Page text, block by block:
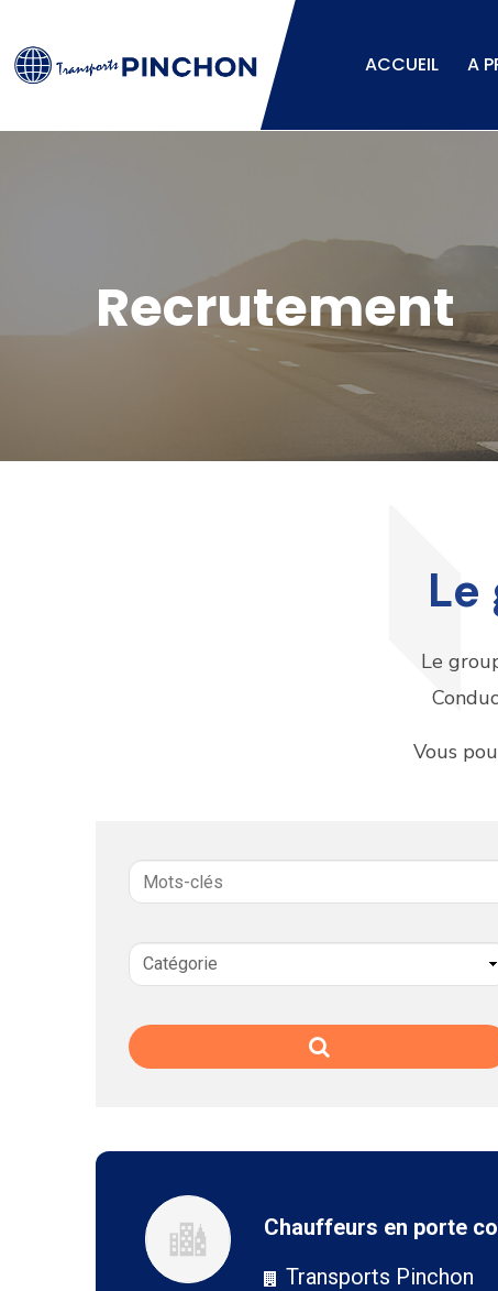
ACCUEIL A
Recrutement
Le
Vous
Mots-
clés
Chauffeurs en porte
Transports Pinchon